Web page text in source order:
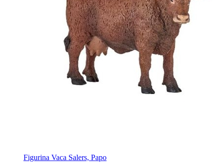
Figurina Vaca Salers, Papo